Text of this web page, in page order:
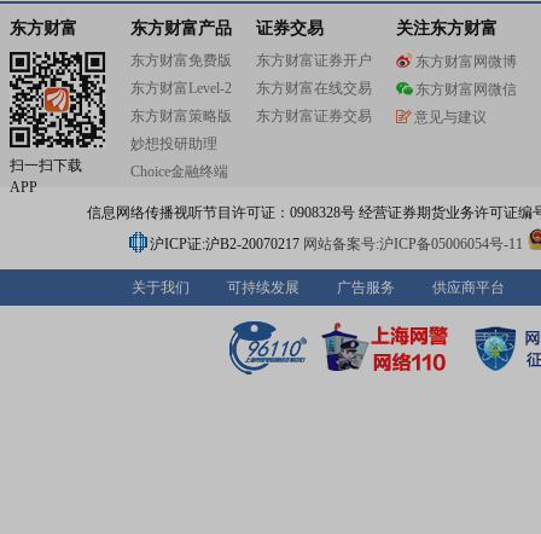
东方财富
扫一扫下载
APP
东方财富产品
东方财富免费版
东方财富Level-2
东方财富策略版
妙想投研助理
Choice金融终端
证券交易
东方财富证券开户
东方财富在线交易
东方财富证券交易
关注东方财富
东方财富网微博
东方财富网微信
意见与建议
信息网络传播视听节目许可证：0908328号 经营证券期货业务许可证编
沪ICP证:沪B2-20070217 网站备案号:沪ICP备05006054号-11
关于我们 可持续发展 广告服务 供应商平台